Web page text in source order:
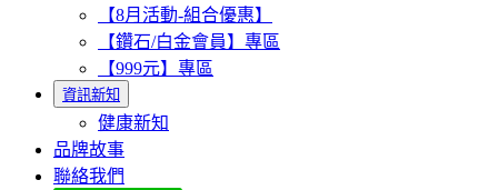
【8月活動-組合優惠】
【鑽石/白金會員】專區
【999元】專區
資訊新知
健康新知
品牌故事
聯絡我們